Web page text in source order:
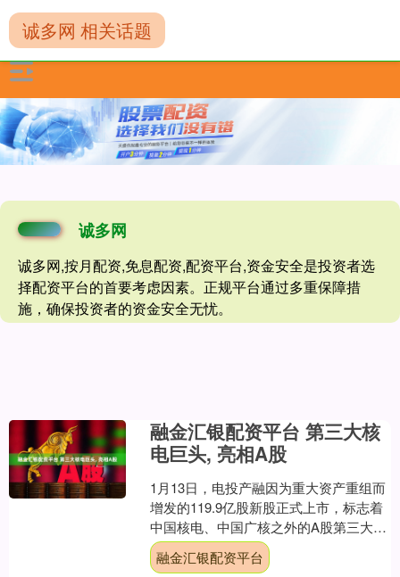
诚多网
诚多网,按月配资,免息配资,配资平台,资金安全是投资者选
择配资平台的首要考虑因素。正规平台通过多重保障措
施，确保投资者的资金安全无忧。
诚多网 相关话题
融金汇银配资平台 第三大核
电巨头, 亮相A股
1月13日，电投产融因为重大资产重组而
增发的119.9亿股新股正式上市，标志着
中国核电、中国广核之外的A股第三大核
电巨头登场。截至收盘，电投产融股价
报6.64元....
融金汇银配资平台